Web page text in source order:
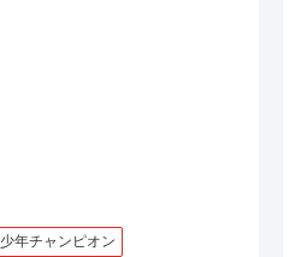
年チャンピオン